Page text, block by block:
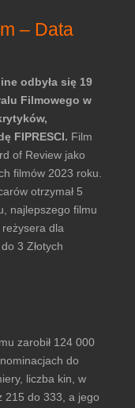
– Data
odbyła się 19
Filmowego w
FIPRESCI. Film
of Review jako
filmów 2023 roku.
otrzymał 5
najlepszego filmu
dla
3 Złotych
zarobił 124 000
do
liczba kin, w
215 do 333, a jego